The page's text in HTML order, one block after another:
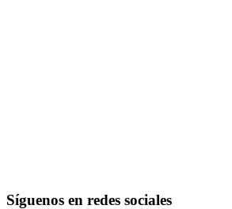
Síguenos en redes sociales